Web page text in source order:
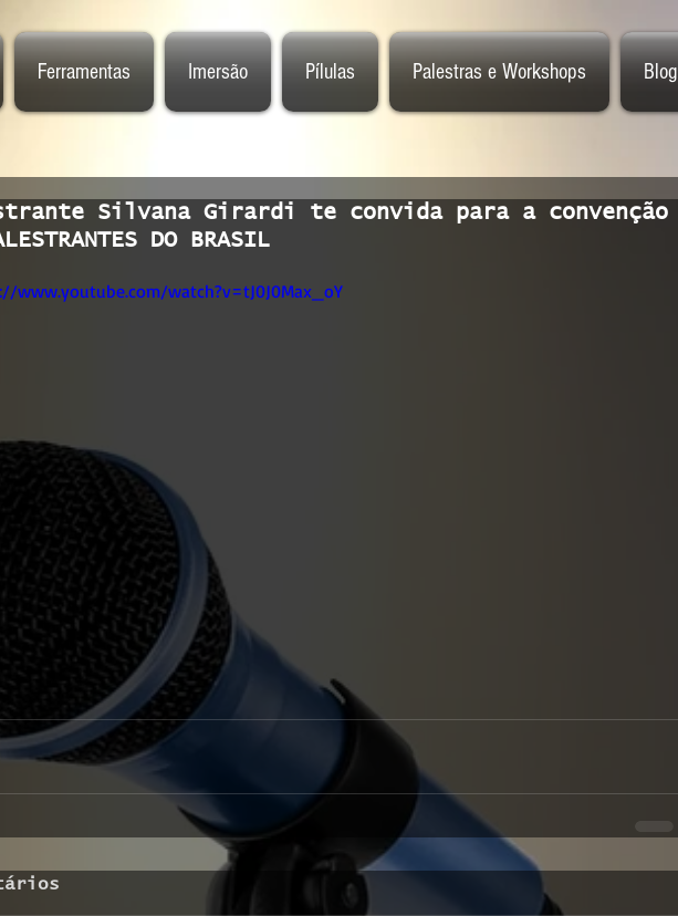
Ferramentas Imersão Pílulas Palestras e Workshops Blog
Silvana Girardi te convida para a convenção
DO BRASIL
www.youtube.com/watch?v=tJ0J0Max_oY